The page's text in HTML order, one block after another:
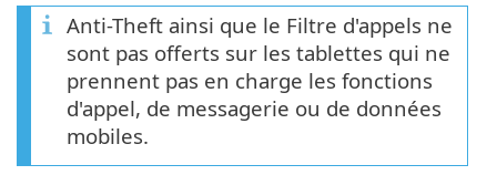
Anti-Theft ainsi que le Filtre d'appels ne
sont pas offerts sur les tablettes qui ne
prennent pas en charge les fonctions
d'appel, de messagerie ou de données
mobiles.